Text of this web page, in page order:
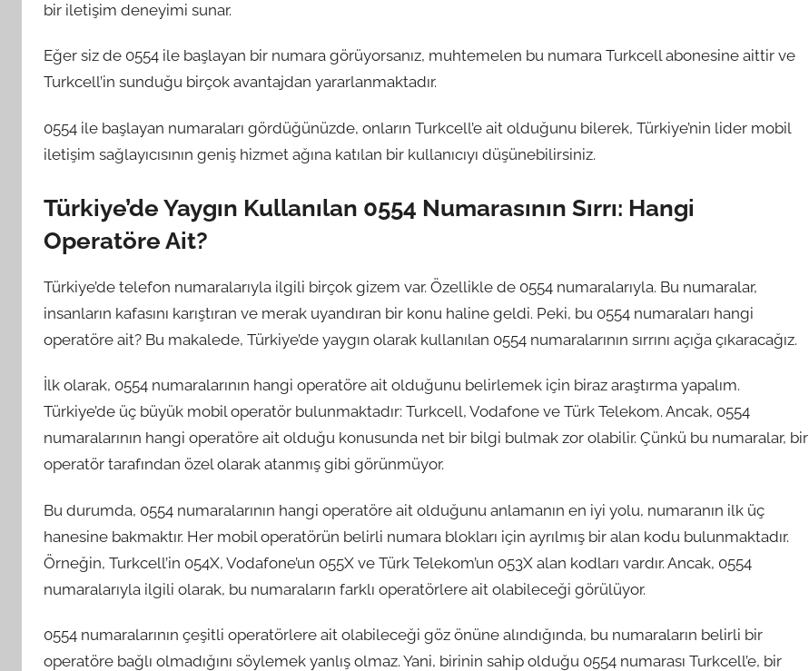
bir iletişim deneyimi sunar.
Eğer siz de 0554 ile başlayan bir numara görüyorsanız, muhtemelen bu numara Turkcell abonesine aittir ve
Turkcell’in sunduğu birçok avantajdan yararlanmaktadır.
0554 ile başlayan numaraları gördüğünüzde, onların Turkcell’e ait olduğunu bilerek, Türkiye’nin lider mobil
iletişim sağlayıcısının geniş hizmet ağına katılan bir kullanıcıyı düşünebilirsiniz.
Türkiye’de Yaygın Kullanılan 0554 Numarasının Sırrı: Hangi
Operatöre Ait?
Türkiye’de telefon numaralarıyla ilgili birçok gizem var. Özellikle de 0554 numaralarıyla. Bu numaralar,
insanların kafasını karıştıran ve merak uyandıran bir konu haline geldi. Peki, bu 0554 numaraları hangi
operatöre ait? Bu makalede, Türkiye’de yaygın olarak kullanılan 0554 numaralarının sırrını açığa çıkaracağız.
İlk olarak, 0554 numaralarının hangi operatöre ait olduğunu belirlemek için biraz araştırma yapalım.
Türkiye’de üç büyük mobil operatör bulunmaktadır: Turkcell, Vodafone ve Türk Telekom. Ancak, 0554
numaralarının hangi operatöre ait olduğu konusunda net bir bilgi bulmak zor olabilir. Çünkü bu numaralar, bir
operatör tarafından özel olarak atanmış gibi görünmüyor.
Bu durumda, 0554 numaralarının hangi operatöre ait olduğunu anlamanın en iyi yolu, numaranın ilk üç
hanesine bakmaktır. Her mobil operatörün belirli numara blokları için ayrılmış bir alan kodu bulunmaktadır.
Örneğin, Turkcell’in 054X, Vodafone’un 055X ve Türk Telekom’un 053X alan kodları vardır. Ancak, 0554
numaralarıyla ilgili olarak, bu numaraların farklı operatörlere ait olabileceği görülüyor.
0554 numaralarının çeşitli operatörlere ait olabileceği göz önüne alındığında, bu numaraların belirli bir
operatöre bağlı olmadığını söylemek yanlış olmaz. Yani, birinin sahip olduğu 0554 numarası Turkcell’e, bir